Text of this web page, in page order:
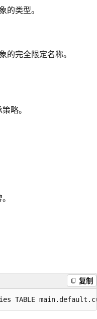
类型。
完全限定名称。
略。
复制